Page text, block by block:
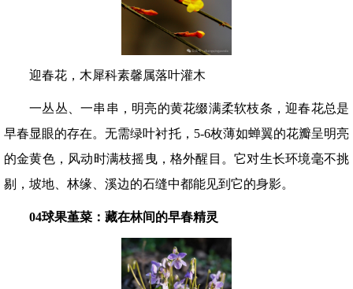
迎春花，木犀科素馨属落叶灌木
一丛丛、一串串，明亮的黄花缀满柔软枝条，迎春花总是
早春显眼的存在。无需绿叶衬托，5-6枚薄如蝉翼的花瓣呈明亮
的金黄色，风动时满枝摇曳，格外醒目。它对生长环境毫不挑
剔，坡地、林缘、溪边的石缝中都能见到它的身影。
04球果堇菜：藏在林间的早春精灵